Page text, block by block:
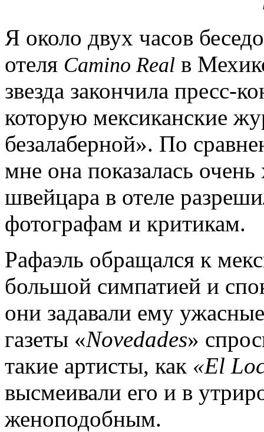
Я около двух часов
отеля Camino Real в
звезда закончила пресс-
которую мексиканские
безалаберной». По
мне она показалась
швейцара в отеле
фотографам и критикам.
Рафаэль обращался к
большой симпатией и
они задавали ему
газеты «Novedades»
такие артисты, как «El
высмеивали его и в
женоподобным.